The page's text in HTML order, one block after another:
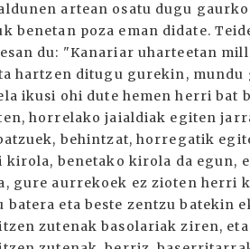
artean osatu dugu
benetan poza eman didate.
du: "Kanariar uharteetan
hartzen ditugu gurekin, mundu
ikusi ohi dute hemen herri bat
horrelako jaialdiak egiten
behintzat, horregatik
kirola, benetako kirola da egun,
gure aurrekoek ez zioten herri
batera eta beste zentzu
zutenak basolariak ziren,